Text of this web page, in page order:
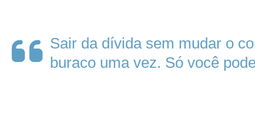
Sair da dívida sem mudar o
buraco uma vez. Só você